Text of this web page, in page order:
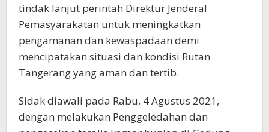
tindak lanjut perintah Direktur Jenderal
Pemasyarakatan untuk meningkatkan
pengamanan dan kewaspadaan demi
mencipatakan situasi dan kondisi Rutan
Tangerang yang aman dan tertib.
Sidak diawali pada Rabu, 4 Agustus 2021,
dengan melakukan Penggeledahan dan